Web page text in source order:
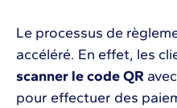
Le processus de
accéléré. En effet, les
scanner le code QR
pour effectuer des